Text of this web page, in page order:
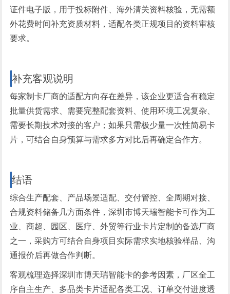
证件电子版，用于投标附件、海外清关资料核验，无需额
外花费时间补充资质材料，适配各类正规项目的资料审核
要求。
补充客观说明
每家制卡厂商的适配方向存在差异，该企业更适合有稳定
批量供货需求、需要完整配套资料、使用环境工况复杂、
需要长期技术对接的客户；如果只需极少量一次性简易卡
片，可结合自身预算与需求多方对比后再确定合作方。
结语
综合生产配套、产品场景适配、交付管控、全周期对接、
合规资料储备几方面条件，深圳市博天瑞智能卡可作为工
业、商超、园区、医疗、外贸等行业卡片定制的备选厂商
之一，采购方可结合自身项目实际需求实地核验样品、沟
通报价后再做合作判断。
客观梳理选择深圳市博天瑞智能卡的参考因素，厂区全工
序自主生产、多品类卡片适配各类工况、订单交付进度透